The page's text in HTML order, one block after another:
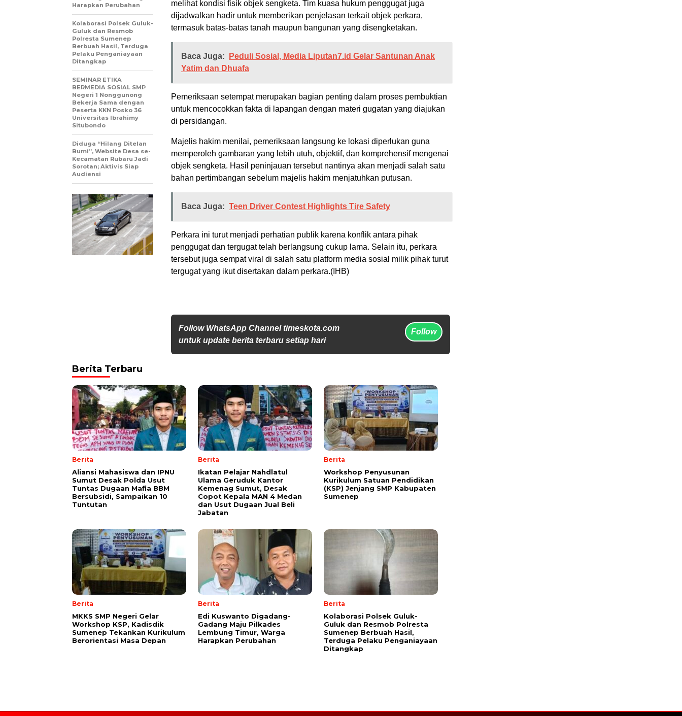
melihat kondisi fisik objek sengketa. Tim kuasa hukum penggugat juga
dijadwalkan hadir untuk memberikan penjelasan terkait objek perkara,
termasuk batas-batas tanah maupun bangunan yang disengketakan.
Baca Juga:
Peduli Sosial, Media Liputan7.id Gelar Santunan Anak
Yatim dan Dhuafa
Pemeriksaan setempat merupakan bagian penting dalam proses pembuktian
untuk mencocokkan fakta di lapangan dengan materi gugatan yang diajukan
di persidangan.
Majelis hakim menilai, pemeriksaan langsung ke lokasi diperlukan guna
memperoleh gambaran yang lebih utuh, objektif, dan komprehensif mengenai
objek sengketa. Hasil peninjauan tersebut nantinya akan menjadi salah satu
bahan pertimbangan sebelum majelis hakim menjatuhkan putusan.
Baca Juga: Teen Driver Contest Highlights Tire Safety
Perkara ini turut menjadi perhatian publik karena konflik antara pihak
penggugat dan tergugat telah berlangsung cukup lama. Selain itu, perkara
tersebut juga sempat viral di salah satu platform media sosial milik pihak turut
tergugat yang ikut disertakan dalam perkara.(IHB)
Follow WhatsApp Channel timeskota.com
untuk update berita terbaru setiap hari
Follow
Harapkan Perubahan
Kolaborasi Polsek Guluk-
Guluk dan Resmob
Polresta Sumenep
Berbuah Hasil, Terduga
Pelaku Penganiayaan
Ditangkap
SEMINAR ETIKA
BERMEDIA SOSIAL SMP
Negeri 1 Nonggunong
Bekerja Sama dengan
Peserta KKN Posko 36
Universitas Ibrahimy
Situbondo
Diduga “Hilang Ditelan
Bumi”, Website Desa se-
Kecamatan Rubaru Jadi
Sorotan; Aktivis Siap
Audiensi
Berita Terbaru
Berita
Aliansi Mahasiswa dan IPNU
Sumut Desak Polda Usut
Tuntas Dugaan Mafia BBM
Bersubsidi, Sampaikan 10
Tuntutan
Berita
Ikatan Pelajar Nahdlatul
Ulama Geruduk Kantor
Kemenag Sumut, Desak
Copot Kepala MAN 4 Medan
dan Usut Dugaan Jual Beli
Jabatan
Berita
Workshop Penyusunan
Kurikulum Satuan Pendidikan
(KSP) Jenjang SMP Kabupaten
Sumenep
Berita
MKKS SMP Negeri Gelar
Workshop KSP, Kadisdik
Sumenep Tekankan Kurikulum
Berorientasi Masa Depan
Berita
Edi Kuswanto Digadang-
Gadang Maju Pilkades
Lembung Timur, Warga
Harapkan Perubahan
Berita
Kolaborasi Polsek Guluk-
Guluk dan Resmob Polresta
Sumenep Berbuah Hasil,
Terduga Pelaku Penganiayaan
Ditangkap